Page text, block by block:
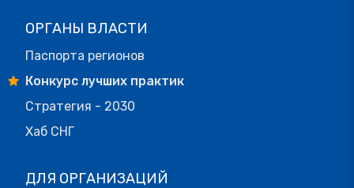
ОРГАНЫ ВЛАСТИ
Паспорта регионов
Конкурс лучших практик
Стратегия - 2030
Хаб СНГ
ДЛЯ ОРГАНИЗАЦИЙ